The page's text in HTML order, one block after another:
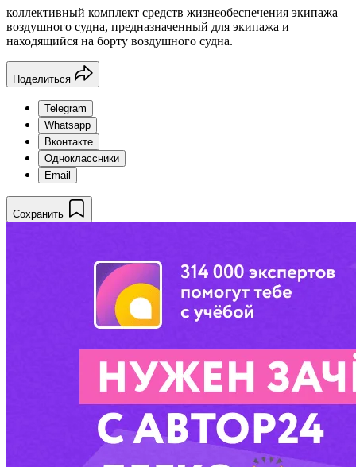
коллективный комплект средств жизнеобеспечения экипажа
воздушного судна, предназначенный для экипажа и
находящийся на борту воздушного судна.
Поделиться
Telegram
Whatsapp
Вконтакте
Одноклассники
Email
Сохранить